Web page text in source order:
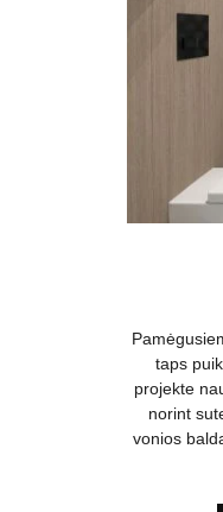
taps
projekte
norint
vonios